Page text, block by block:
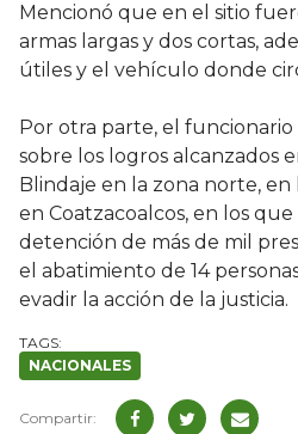
Mencionó que en el sitio
armas largas y dos cortas,
útiles y el vehículo donde
Por otra parte, el
sobre los logros alcanzados
Blindaje en la zona norte,
en Coatzacoalcos, en los que
detención de más de mil
el abatimiento de 14
evadir la acción de la justicia.
NACIONALES